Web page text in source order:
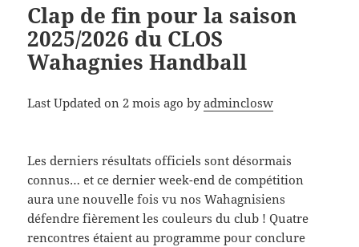
Clap de fin pour la saison
2025/2026 du CLOS
Wahagnies Handball
Last Updated on 2 mois ago byadminclosw
Les derniers résultats officiels sont désormais
connus… et ce dernier week-end de compétition
aura une nouvelle fois vu nos Wahagnisiens
défendre fièrement les couleurs du club ! Quatre
rencontres étaient au programme pour conclure